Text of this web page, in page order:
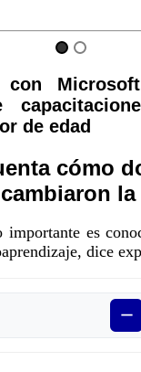
con
de edad
cómo
la
importante es
dice